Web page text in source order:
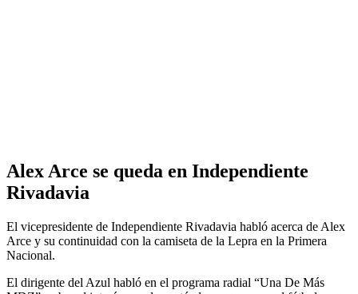
Alex Arce se queda en Independiente
Rivadavia
El vicepresidente de Independiente Rivadavia habló acerca de Alex
Arce y su continuidad con la camiseta de la Lepra en la Primera
Nacional.
El dirigente del Azul habló en el programa radial “Una De Más